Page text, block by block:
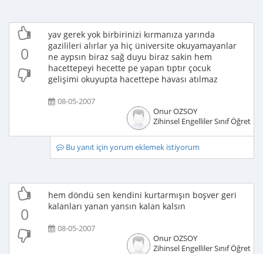
0
yav gerek yok birbirinizi kırmanıza yarında
gazilileri alırlar ya hiç üniversite okuyamayanlar
ne aypsın biraz sağ duyu biraz sakin hem
hacettepeyi hecette pe yapan tıptır çocuk
gelişimi okuyupta hacettepe havası atılmaz
08-05-2007
Onur OZSOY
Zihinsel Engelliler Sınıf
Bu yanıt için yorum eklemek istiyorum
0
hem döndü sen kendini kurtarmışın boşver geri
kalanları yanan yansın kalan kalsın
08-05-2007
Onur OZSOY
Zihinsel Engelliler Sınıf